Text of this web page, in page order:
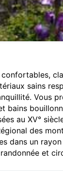
sains
Vous
bains
au XV°
des
dans un
et